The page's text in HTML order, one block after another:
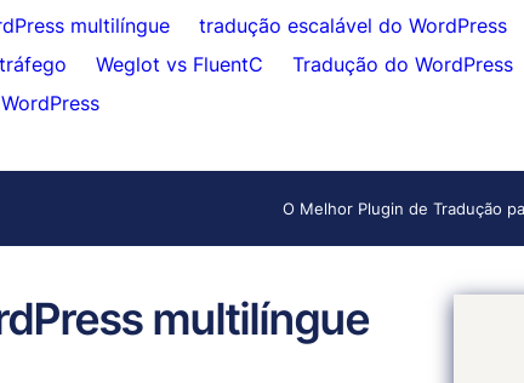
multilíngue tradução escalável do WordPress
Weglot vs FluentC Tradução do WordPress
O Melhor Plugin de Tradução
multilíngue